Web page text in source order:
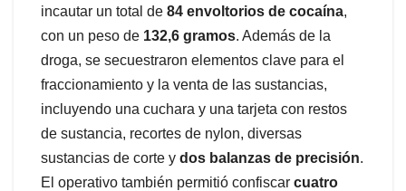
incautar un total de 84 envoltorios de cocaína,
con un peso de 132,6 gramos. Además de la
droga, se secuestraron elementos clave para el
fraccionamiento y la venta de las sustancias,
incluyendo una cuchara y una tarjeta con restos
de sustancia, recortes de nylon, diversas
sustancias de corte y dos balanzas de precisión.
El operativo también permitió confiscar cuatro